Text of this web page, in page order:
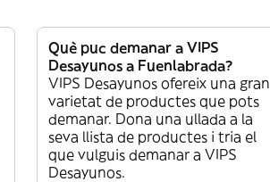
Què puc demanar a VIPS
Desayunos a Fuenlabrada?
VIPS Desayunos ofereix una gran
varietat de productes que pots
demanar. Dona una ullada a la
seva llista de productes i tria el
que vulguis demanar a VIPS
Desayunos.